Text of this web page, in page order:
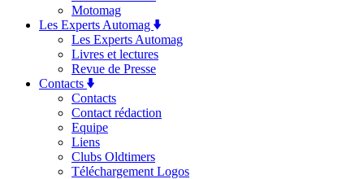
Motomag
Les Experts Automag
Les Experts Automag
Livres et lectures
Revue de Presse
Contacts
Contacts
Contact rédaction
Equipe
Liens
Clubs Oldtimers
Téléchargement Logos